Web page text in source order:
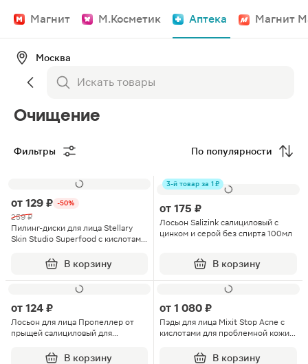
Магнит М.Косметик Аптека Магнит
Москва
Очищение
Фильтры По популярности
от 129 ₽ -50%
259 ₽
Пилинг-диски для лица Stellary
Skin Studio Superfood с кислотами
В корзину
3-й товар за 1 ₽
от 175 ₽
Лосьон Salizink салициловый с
цинком и серой без спирта 100мл
В корзину
от 124 ₽
Лосьон для лица Пропеллер от
прыщей салициловый для
В корзину
от 1 080 ₽
Пэды для лица Mixit Stop Acne с
кислотами для проблемной кожи
В корзину